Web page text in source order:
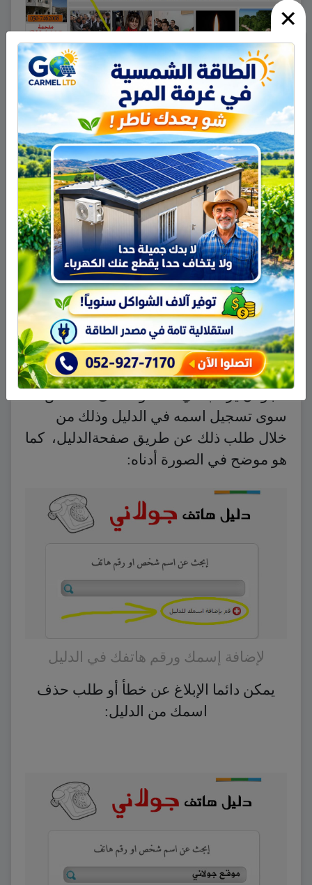
×
في نسخة الكمبيوتر البيتي يمكن الدخول
لدليل الهاتف كما موضح بالصورة
إن الأرقام والأسماء الموجودة في دليل
الهاتف مأخوذ بالتعاون مع دليل الأرز، السيد
عصام أبو زيد.
نلفت نظر الزوار الكرام بأنه من الممكن
دائماً تعديل رقم هاتفهم في حال تغيير الرقم،
أو الطلب من الموقع حذف رقمهم إذا لم
يرغبوا في وجوده في الدليل. كذلك يرحب
الموقع بإضافة أي رقم جديد لأي شخص من
الجولان يرغب في ذلك، وما على الشخص
سوى تسجيل اسمه في الدليل وذلك من
خلال طلب ذلك عن طريق صفحةالدليل، كما
هو موضح في الصورة أدناه:
لإضافة إسمك ورقم هاتفك في الدليل
يمكن دائما الإبلاغ عن خطأ أو طلب حذف
اسمك من الدليل: